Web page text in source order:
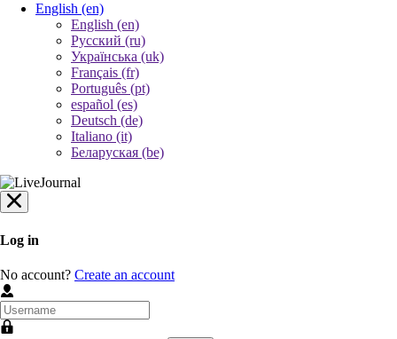
English (en)
English (en)
Русский (ru)
Українська (uk)
Français (fr)
Português (pt)
español (es)
Deutsch (de)
Italiano (it)
Беларуская (be)
Log in
No account? Create an account